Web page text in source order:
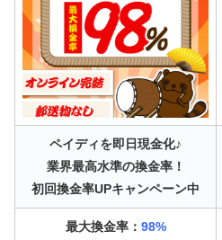
ペイディを即日現金化♪
業界最高水準の換金率！
初回換金率UPキャンペーン中
最大換金率： 98%